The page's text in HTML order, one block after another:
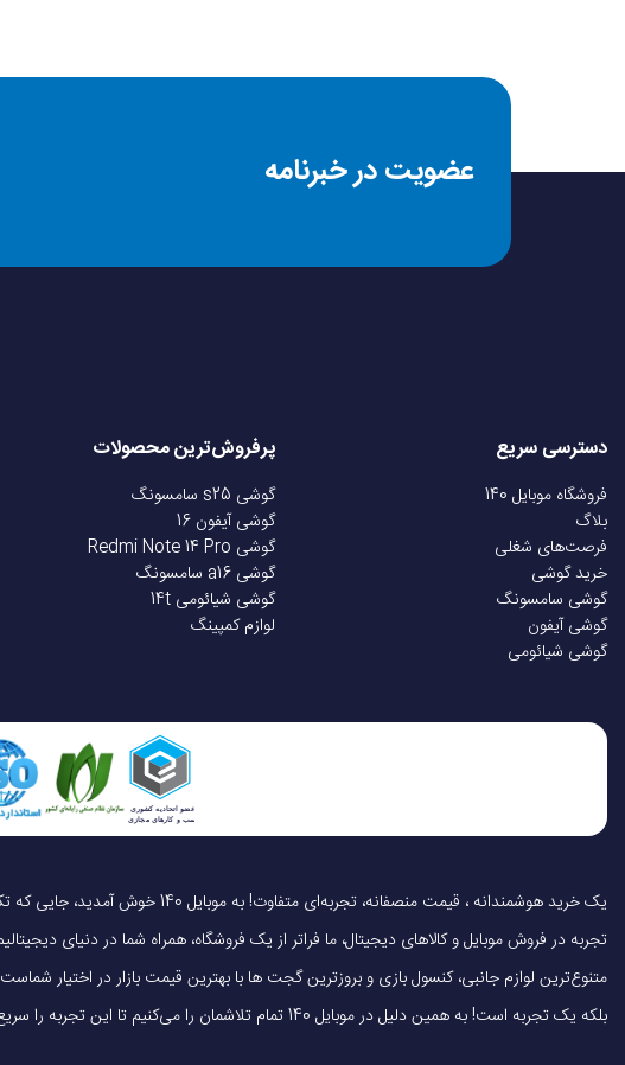
عضویت در خبرنامه
دسترسی سریع
فروشگاه موبایل 140
بلاگ
فرصت‌های شغلی
خرید گوشی
گوشی سامسونگ
گوشی آیفون
گوشی شیائومی
پرفروش‌ترین محصولات
گوشی s25 سامسونگ
گوشی آیفون 16
گوشی Redmi Note 14 Pro
گوشی a16 سامسونگ
گوشی شیائومی 14t
لوازم کمپینگ
تجربه در فروش موبایل و کالاهای دیجیتال، ما فراتر از یک فروشگاه، همراه شما در دنیای
متنوع‌ترین لوازم جانبی، کنسول بازی و بروزترین گجت ها با بهترین قیمت بازار در
بلکه یک تجربه است! به همین دلیل در موبایل 140 تمام تلاشمان را می‌کنیم تا این تجربه را سریع، آسان و کاملاً رضایت‌بخش کنیم.